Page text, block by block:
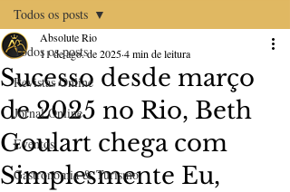
Todos os posts
Revistas Online
Jornal Online
Eventos
Gastronomia & Turismo
Todos os posts
Sucesso desde março
de 2025 no Rio, Beth
Goulart chega com
Simplesmente Eu,
Absolute Rio
11 de ago. de 20254 min de leitura